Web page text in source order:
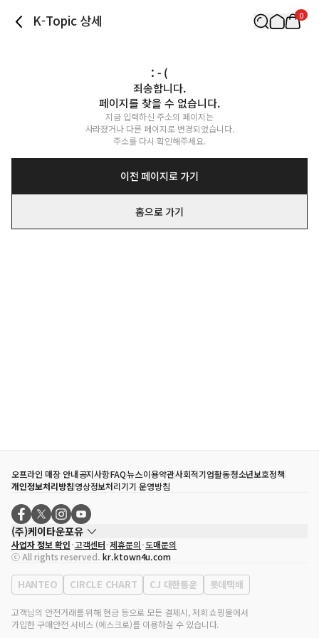
K-Topic 상세 0
: - (
죄송합니다.
페이지를 찾을 수 없습니다.
지금 입력하신 주소의 페이지는
사라졌거나 다른 페이지로 변경되었습니다.
주소를 다시 확인해주세요.
이전 페이지로 가기
홈으로 가기
오프라인 매장 안내공지사항FAQ뉴스이용약관사회적기업활동청소년보호정책
개인정보처리방침영상정보처리기기 운영방침
(주)케이타운포유
대표자
송효민
사업자등록번호
120-87-71116
통신판매업 신고번호 제2011-서울강남-02223
대표전화
02-552-9855
사업자 정보 확인 고객센터 제휴문의 도매문의
ⓒ All rights reserved. kr.ktown4u.com
HANTEO CIRCLE CHART CJ 대한통운 롯데택배
고객님의 안전거래를 위해 현금 등으로 모든 결제시, 저희 쇼핑몰에서
가입한 구매안전 서비스 (에스크로)를 이용하실 수 있습니다.